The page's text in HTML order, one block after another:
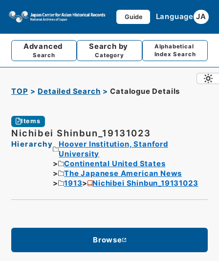
Guide Language JA
Advanced
Search
Search by
Category
Alphabetical
Index Search
TOP Detailed Search Catalogue Details
Items
Nichibei Shinbun_19131023
Hierarchy
Hoover Institution, Stanford
University
Continental United States
The Japanese American News
1913
Nichibei Shinbun_19131023
Browse